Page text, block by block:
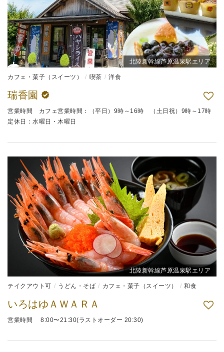
北陸新幹線芦原温泉駅エリア
カフェ・菓子（スイーツ） 喫茶 洋食
瑞香園
営業時間 カフェ営業時間：（平日）9時～16時 （土日祝）9時～17時
定休日：水曜日・木曜日
北陸新幹線芦原温泉駅エリア
テイクアウト可 うどん・そば カフェ・菓子（スイーツ） 和食
いろはゆＡＷＡＲＡ
営業時間 8:00〜21:30(ラストオーダー 20:30)